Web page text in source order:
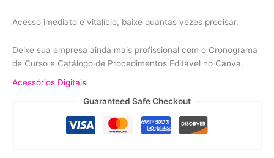
Acesso imediato e vitalício, baixe quantas vezes precisar.
Deixe sua empresa ainda mais profissional com o Cronograma
de Curso e Catálogo de Procedimentos Editável no Canva.
Acessórios Digitais
Guaranteed Safe Checkout